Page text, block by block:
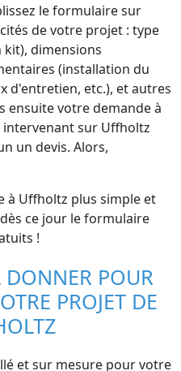
le formulaire sur
de votre projet : type
kit), dimensions
(installation du
d'entretien, etc.), et autres
ensuite votre demande à
sur Uffholtz
un devis. Alors,
à Uffholtz plus simple et
ce jour le formulaire
!
POUR
PROJET DE
et sur mesure pour votre